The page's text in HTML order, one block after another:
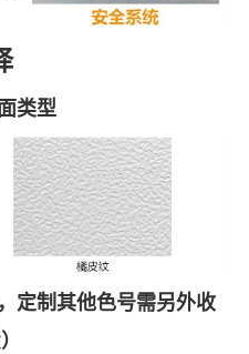
类型
定制其他色号需另外收